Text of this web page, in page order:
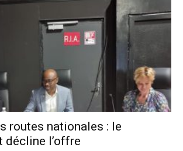
routes nationales : le
décline l’offre